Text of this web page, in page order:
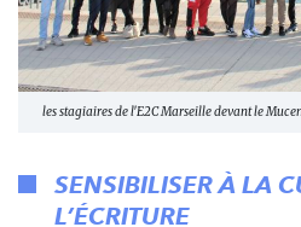
les stagiaires de l'E2C Marseille devant le
SENSIBILISER À LA
L’ÉCRITURE